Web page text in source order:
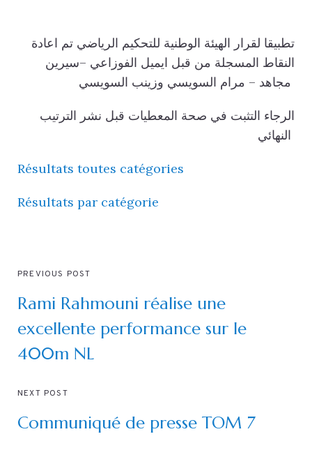
تطبيقا لقرار الهيئة الوطنية للتحكيم الرياضي تم اعادة
النقاط المسجلة من قبل ايميل الفوزاعي –سيرين
الرجاء التثبت في صحة المعطيات قبل نشر الترتيب
Résultats toutes catégories
Résultats par catégorie
PREVIOUS POST
Rami Rahmouni réalise une
excellente performance sur le
400m NL
NEXT POST
Communiqué de presse TOM 7